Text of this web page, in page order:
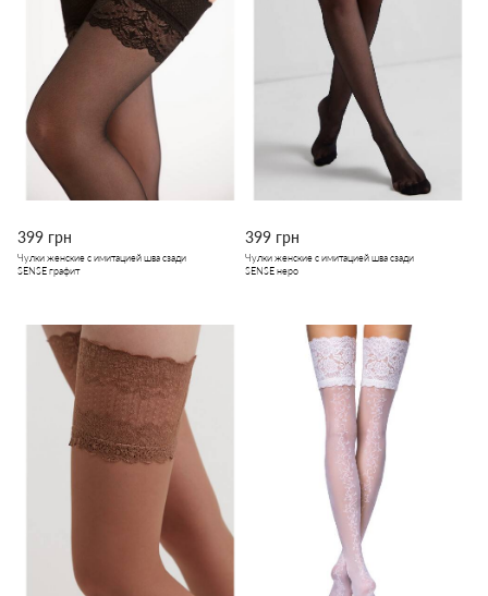
399 грн
Чулки женские с имитацией шва сзади
SENSE графит
399 грн
Чулки женские с имитацией шва сзади
SENSE неро